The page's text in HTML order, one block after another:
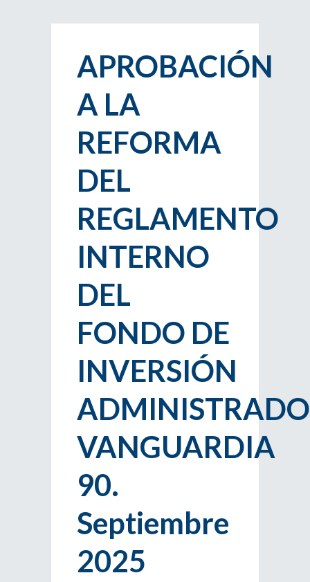
APROBACIÓN
A LA
REFORMA
DEL
REGLAMENTO
INTERNO
DEL
FONDO DE
INVERSIÓN
ADMINISTRADO
VANGUARDIA
90.
Septiembre
2025